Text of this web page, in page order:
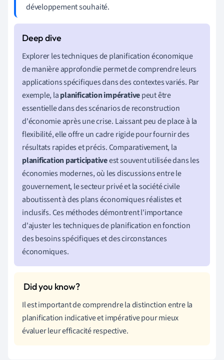
développement souhaité.
Explorer les techniques de planification économique
de manière approfondie permet de comprendre leurs
applications spécifiques dans des contextes variés. Par
exemple, laplanification impérativepeut être
essentielle dans des scénarios de reconstruction
d'économie après une crise. Laissant peu de place à la
flexibilité, elle offre un cadre rigide pour fournir des
résultats rapides et précis. Comparativement, la
planification participativeest souvent utilisée dans les
économies modernes, où les discussions entre le
gouvernement, le secteur privé et la société civile
aboutissent à des plans économiques réalistes et
inclusifs. Ces méthodes démontrent l'importance
d'ajuster les techniques de planification en fonction
des besoins spécifiques et des circonstances
économiques.
Il est important de comprendre la distinction entre la
planification indicative et impérative pour mieux
évaluer leur efficacité respective.